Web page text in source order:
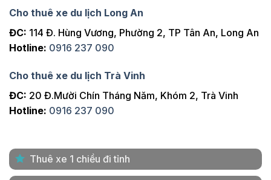
Cho thuê xe du lịch Long An
ĐC: 114 Đ. Hùng Vương, Phường 2, TP Tân An, Long An
Hotline: 0916 237 090
Cho thuê xe du lịch Trà Vinh
ĐC: 20 Đ.Mười Chín Tháng Năm, Khóm 2, Trà Vinh
Hotline: 0916 237 090
Thuê xe 1 chiều đi tỉnh